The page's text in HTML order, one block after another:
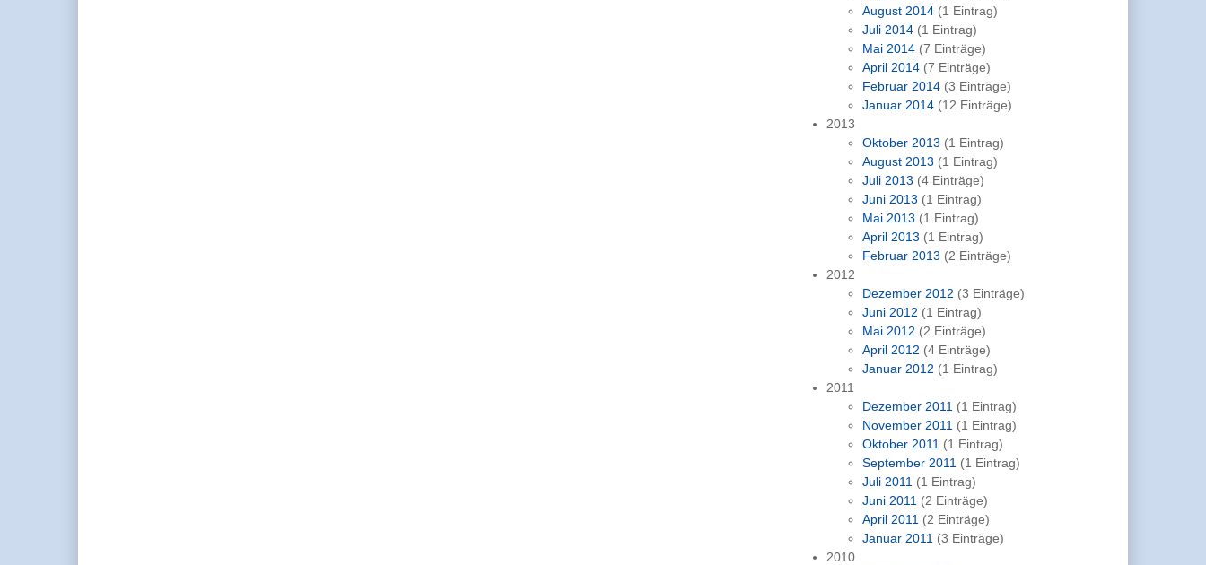
August 2014 (1 Eintrag)
Juli 2014 (1 Eintrag)
Mai 2014 (7 Einträge)
April 2014 (7 Einträge)
Februar 2014 (3 Einträge)
Januar 2014 (12 Einträge)
2013
Oktober 2013 (1 Eintrag)
August 2013 (1 Eintrag)
Juli 2013 (4 Einträge)
Juni 2013 (1 Eintrag)
Mai 2013 (1 Eintrag)
April 2013 (1 Eintrag)
Februar 2013 (2 Einträge)
2012
Dezember 2012 (3 Einträge)
Juni 2012 (1 Eintrag)
Mai 2012 (2 Einträge)
April 2012 (4 Einträge)
Januar 2012 (1 Eintrag)
2011
Dezember 2011 (1 Eintrag)
November 2011 (1 Eintrag)
Oktober 2011 (1 Eintrag)
September 2011 (1 Eintrag)
Juli 2011 (1 Eintrag)
Juni 2011 (2 Einträge)
April 2011 (2 Einträge)
Januar 2011 (3 Einträge)
2010